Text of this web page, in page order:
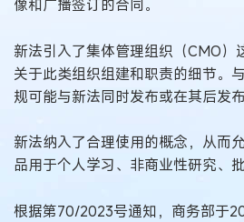
像和广播签订的合同。
新法引入了集体管理组织（CMO）
关于此类组织组建和职责的细节。
规可能与新法同时发布或在其后发布
新法纳入了合理使用的概念，从而
品用于个人学习、非商业性研究、
根据第70/2023号通知，商务部于